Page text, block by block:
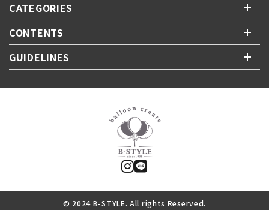
CATEGORIES
CONTENTS
GUIDELINES
© 2024 B-STYLE. All rights Reserved.